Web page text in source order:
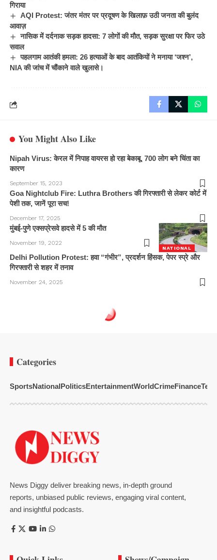
गिराया
AQI Protest: जंतर मंतर पर प्रदूषण के खिलाफ़ उठी जनता की बुलंद
आवाज़
नासिक में दर्दनाक सड़क हादसा: 7 लोगों की मौत, सड़क सुरक्षा पर फिर उठे
सवाल
पहलगाम आतंकी हमला: 26 हत्याओं के बाद आतंकियों ने मनाया ‘जश्न’,
NIA की जांच में चौंकाने वाले खुलासे।
You Might Also Like
Nipah Virus: केरल में निपाह वायरस हो रहा बेकाबू, 700 लोग बने चिंता का
कारण
September 15, 2023
Goa Nightclub Fire: Luthra Brothers की गिरफ्तारी से लेकर कोर्ट में
पेशी तक, जानें पूरा सच!
December 17, 2025
NATIONAL
मुंबई-पुणे एक्सप्रेसवे हादसे में 5 की मौत
November 19, 2022
Delhi Pollution Protest: हवा “गंभीर”, प्रदर्शन हिंसक, पेपर स्प्रे और
गिरफ्तारी से शहर में तनाव
November 24, 2025
Categories
SportsNationalPoliticsEntertainmentWorldCrimeFinance
News Diggy deliver breaking news, in-depth ground
reports, unbiased public reviews, engaging viral content,
and insightful podcasts.